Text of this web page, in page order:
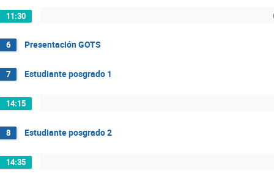
11:30
6 Presentación GOTS
7 Estudiante posgrado 1
14:15
8 Estudiante posgrado 2
14:35